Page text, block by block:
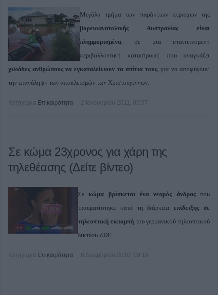
Μεγάλα τμήμα των παράκτιων περιοχών της
βορειοανατολικής Αυστραλίας είναι
πλημμυρισμένα, σε μια επεκτεινόμενη
περιβαλλοντική καταστροφή που αναγκάζει
χιλιάδες ανθρώπους να εγκαταλείψουν τα σπίτια τους, για να αποφύγουν
την επανάληψη των αποκλεισμών των Χριστουγέννων.
Κατηγορία Επικαιρότητα 2 Ιανουαρίου 2011, 09:57
Σε κώμα 23χρονος για χάρη της
τηλεθέασης (Δείτε βίντεο)
Σεκώμα βρίσκεται ένα νεαρός άνδραςπου
τραυματίστηκε κατά τη διάρκειαεπίδειξης σε
τηλεοπτική εκπομπήτου γερμανικού τηλεοπτικού
δικτύου ZDF.
Κατηγορία Επικαιρότητα 6 Δεκεμβρίου 2010, 09:19